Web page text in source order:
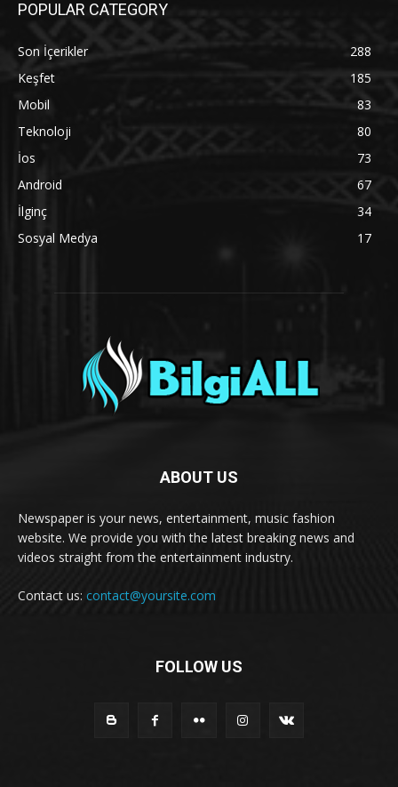
POPULAR CATEGORY
Son İçerikler
288
Keşfet
185
Mobil
83
Teknoloji
80
İos
73
Android
67
İlginç
34
Sosyal Medya
17
ABOUT US
Newspaper is your news, entertainment, music fashion
website. We provide you with the latest breaking news and
videos straight from the entertainment industry.
Contact us: contact@yoursite.com
FOLLOW US